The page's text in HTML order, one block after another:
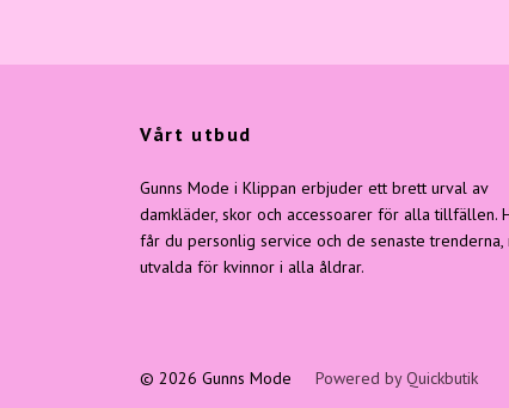
Vårt utbud
Gunns Mode i Klippan erbjuder ett brett urval av
damkläder, skor och accessoarer för alla tillfällen.
får du personlig service och de senaste trenderna,
utvalda för kvinnor i alla åldrar.
© 2026 Gunns Mode Powered by Quickbutik